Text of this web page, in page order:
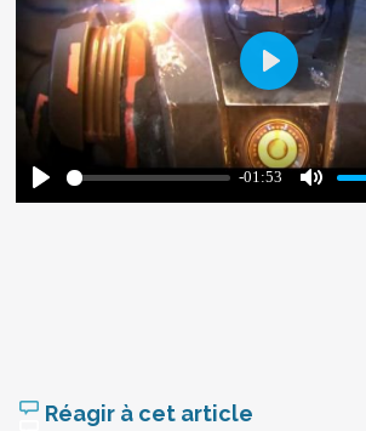
Réagir à cet article